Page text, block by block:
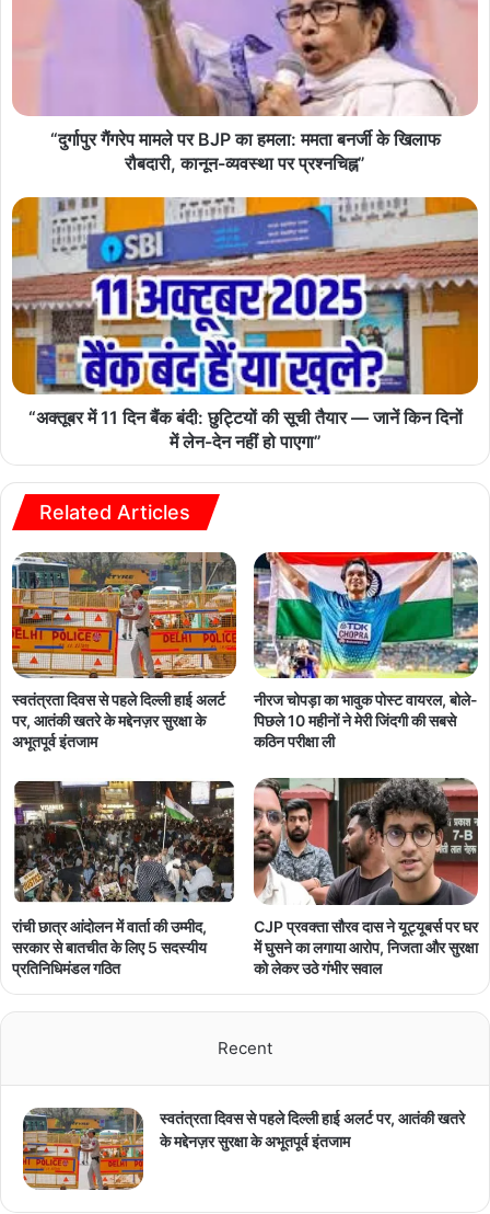
“दुर्गापुर गैंगरेप मामले पर BJP का हमला: ममता बनर्जी के खिलाफ
रौबदारी, कानून-व्यवस्था पर प्रश्नचिह्न”
“अक्तूबर में 11 दिन बैंक बंदी: छुट्टियों की सूची तैयार — जानें किन दिनों
में लेन-देन नहीं हो पाएगा”
Related Articles
स्वतंत्रता दिवस से पहले दिल्ली हाई अलर्ट
पर, आतंकी खतरे के मद्देनज़र सुरक्षा के
अभूतपूर्व इंतजाम
नीरज चोपड़ा का भावुक पोस्ट वायरल, बोले-
पिछले 10 महीनों ने मेरी जिंदगी की सबसे
कठिन परीक्षा ली
रांची छात्र आंदोलन में वार्ता की उम्मीद,
सरकार से बातचीत के लिए 5 सदस्यीय
प्रतिनिधिमंडल गठित
CJP प्रवक्ता सौरव दास ने यूट्यूबर्स पर घर
में घुसने का लगाया आरोप, निजता और सुरक्षा
को लेकर उठे गंभीर सवाल
Recent
स्वतंत्रता दिवस से पहले दिल्ली हाई अलर्ट पर, आतंकी खतरे
के मद्देनज़र सुरक्षा के अभूतपूर्व इंतजाम